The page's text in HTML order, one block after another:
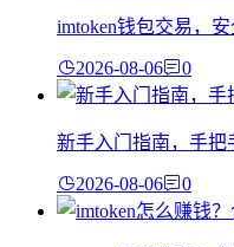
imtoken钱包交易，
2026-08-06 0
新手入门指南，手
2026-08-06 0